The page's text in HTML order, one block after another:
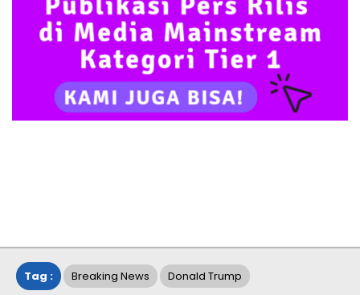
Tag : Breaking News Donald Trump